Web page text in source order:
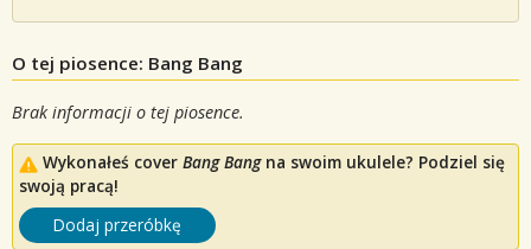
O tej piosence: Bang Bang
Brak informacji o tej piosence.
Wykonałeś cover Bang Bangna swoim ukulele? Podziel się
swoją pracą!
Dodaj przeróbkę